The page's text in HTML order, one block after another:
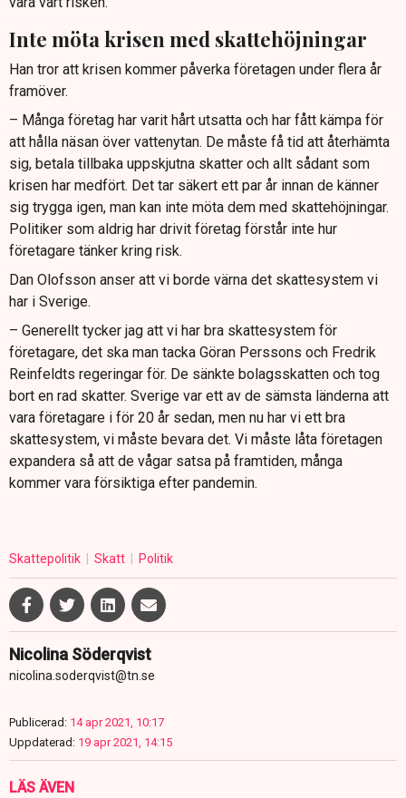
Inte möta krisen med skattehöjningar
Han tror att krisen kommer påverka företagen under flera år
framöver.
– Många företag har varit hårt utsatta och har fått kämpa för
att hålla näsan över vattenytan. De måste få tid att återhämta
sig, betala tillbaka uppskjutna skatter och allt sådant som
krisen har medfört. Det tar säkert ett par år innan de känner
sig trygga igen, man kan inte möta dem med skattehöjningar.
Politiker som aldrig har drivit företag förstår inte hur
företagare tänker kring risk.
Dan Olofsson anser att vi borde värna det skattesystem vi
har i Sverige.
– Generellt tycker jag att vi har bra skattesystem för
företagare, det ska man tacka Göran Perssons och Fredrik
Reinfeldts regeringar för. De sänkte bolagsskatten och tog
bort en rad skatter. Sverige var ett av de sämsta länderna att
vara företagare i för 20 år sedan, men nu har vi ett bra
skattesystem, vi måste bevara det. Vi måste låta företagen
expandera så att de vågar satsa på framtiden, många
kommer vara försiktiga efter pandemin.
Skattepolitik Skatt Politik
Nicolina Söderqvist
nicolina.soderqvist@tn.se
Publicerad: 14 apr 2021, 10:17
Uppdaterad: 19 apr 2021, 14:15
LÄS ÄVEN